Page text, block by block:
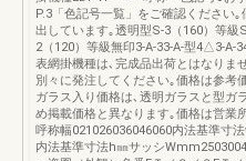
P.3「色記号一覧」をご確認ください
出しています｡透明型S-3（160）等級
2（120）等級無印3-A-33-A-型4△3-A-
表網掛機種は､完成品出荷とはなりま
別々に発注してください｡価格は参
ガラス入り価格は､透明ガラスと型ガ
め掲載価格と異なります｡価格は営業
呼称幅021026036046060内法基準寸
内法基準寸法h㎜サッシ